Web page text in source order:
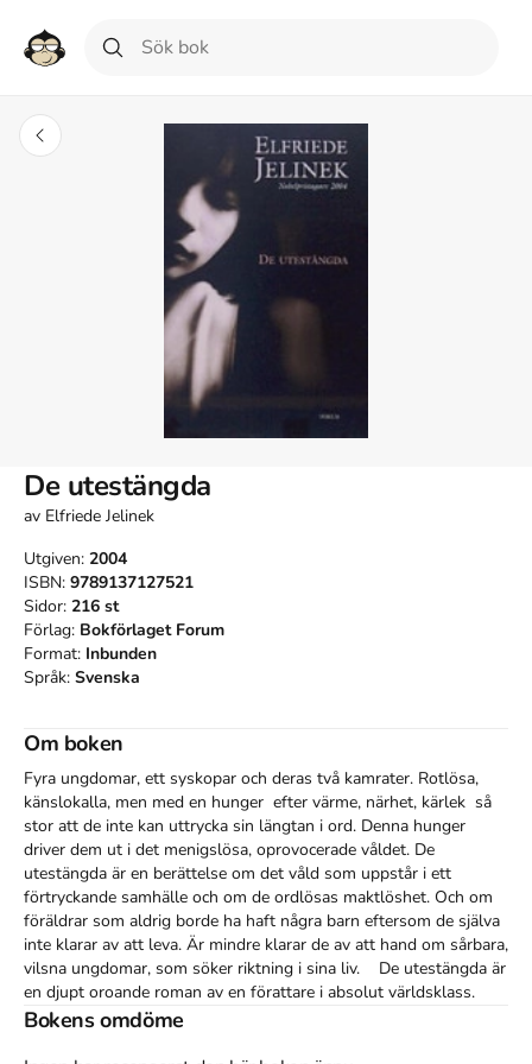
De utestängda
av Elfriede Jelinek
Utgiven: 2004
ISBN: 9789137127521
Sidor: 216 st
Förlag: Bokförlaget Forum
Format: Inbunden
Språk: Svenska
Om boken
Fyra ungdomar, ett syskopar och deras två kamrater. Rotlösa,
känslokalla, men med en hunger  efter värme, närhet, kärlek  så
stor att de inte kan uttrycka sin längtan i ord. Denna hunger
driver dem ut i det menigslösa, oprovocerade våldet. De
utestängda är en berättelse om det våld som uppstår i ett
förtryckande samhälle och om de ordlösas maktlöshet. Och om
föräldrar som aldrig borde ha haft några barn eftersom de själva
inte klarar av att leva. Är mindre klarar de av att hand om sårbara,
vilsna ungdomar, som söker riktning i sina liv.    De utestängda är
en djupt oroande roman av en förattare i absolut världsklass.
Den är brännande aktuell och ohyggligt sann.
Bokens omdöme